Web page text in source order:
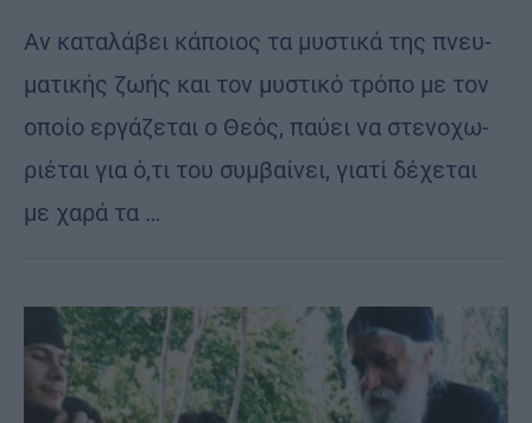
Αν κα­τα­λά­βει κά­ποιος τα μυ­στι­κά της πνευ­
μα­τι­κής ζωής και τον μυ­στι­κό τρό­πο με τον
οποίο ερ­γά­ζε­ται ο Θεός, παύ­ει να στε­νο­χω­
ριέ­ται για ό,τι του συμ­βαί­νει, για­τί δέ­χε­ται
με χαρά τα …